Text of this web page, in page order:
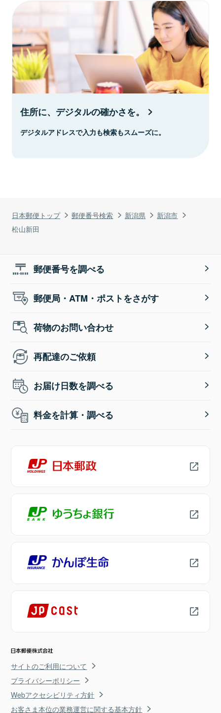
日本郵便トップ 郵便番号検索 新潟県
新潟市
松山新田
住所に、デジタルの確かさを。
デジタルアドレスで入力も検索もスムーズに。
郵便番号を調べる
郵便局・ATM・ポストをさがす
荷物のお問い合わせ
再配達のご依頼
お届け日数を調べる
料金を計算・調べる
サイトのご利用について
プライバシーポリシー
Webアクセシビリティ方針
お客さま本位の業務運営に関する基本方針